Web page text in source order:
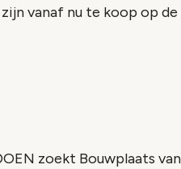
vanaf nu te koop op de
zoekt Bouwplaats